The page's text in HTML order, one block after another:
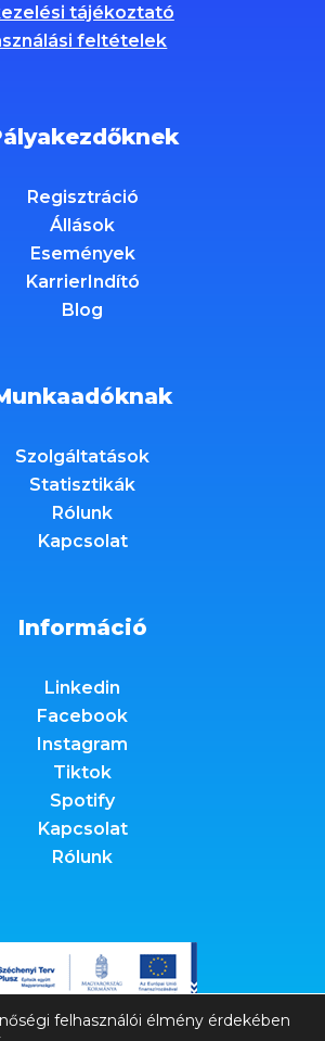
tájékoztató
feltételek
Regisztráció
Állások
Események
KarrierIndító
Blog
Szolgáltatások
Statisztikák
Rólunk
Kapcsolat
Információ
Linkedin
Facebook
Instagram
Tiktok
Spotify
Kapcsolat
Rólunk
felhasználói élmény érdekében